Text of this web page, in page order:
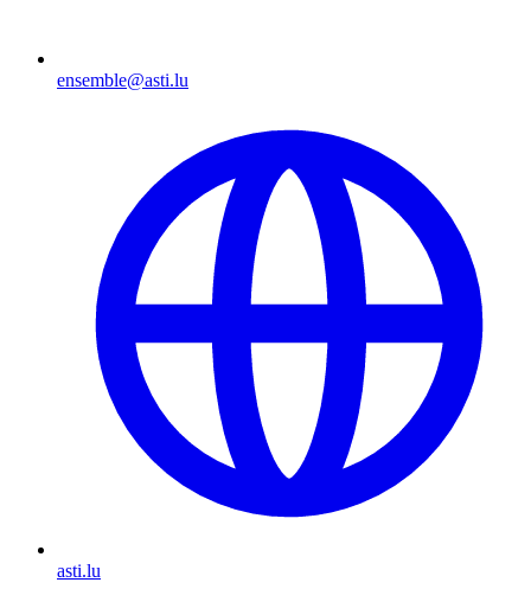
ensemble@asti.lu
asti.lu